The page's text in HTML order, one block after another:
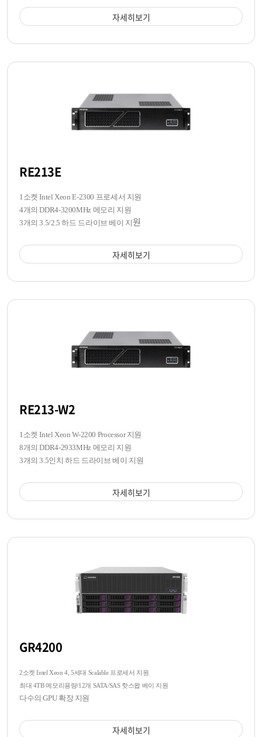
자세히보기
RE213E
1소켓 Intel Xeon E-2300 프로세서 지원
4개의 DDR4-3200MHz 메모리 지원
3개의 3.5/2.5 하드 드라이브 베이 지원
자세히보기
RE213-W2
1소켓 Intel Xeon W-2200 Processor 지원
8개의 DDR4-2933MHz 메모리 지원
3개의 3.5인치 하드 드라이브 베이 지원
자세히보기
GR4200
2소켓 Intel Xeon 4, 5세대 Scalable 프로세서 지원
최대 4TB 메모리용량/12개 SATA/SAS 핫스왑 베이 지원
다수의 GPU 확장 지원
자세히보기